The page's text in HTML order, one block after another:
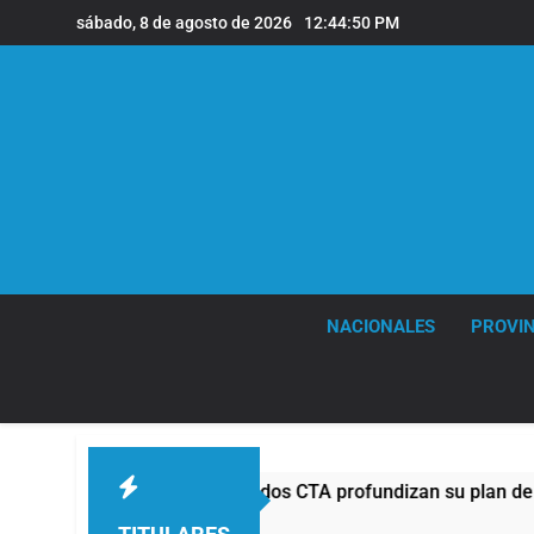
al
sábado, 8 de agosto de 2026 12:44:52 PM
NACIONALES
y las dos CTA profundizan su plan de lucha con nuevas